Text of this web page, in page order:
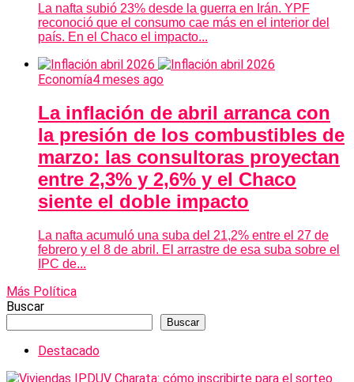
La nafta subió 23% desde la guerra en Irán. YPF
reconoció que el consumo cae más en el interior del
país. En el Chaco el impacto...
Economía4 meses ago
La inflación de abril arranca con
la presión de los combustibles de
marzo: las consultoras proyectan
entre 2,3% y 2,6% y el Chaco
siente el doble impacto
La nafta acumuló una suba del 21,2% entre el 27 de
febrero y el 8 de abril. El arrastre de esa suba sobre el
IPC de...
Más Política
Buscar
Buscar
Destacado